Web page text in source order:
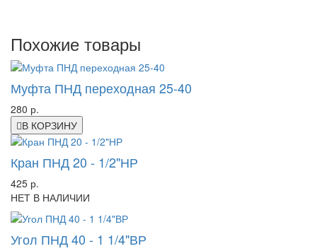
Похожие товары
Муфта ПНД переходная 25-40
280 р.
В КОРЗИНУ
Кран ПНД 20 - 1/2"НР
425 р.
НЕТ В НАЛИЧИИ
Угол ПНД 40 - 1 1/4"ВР